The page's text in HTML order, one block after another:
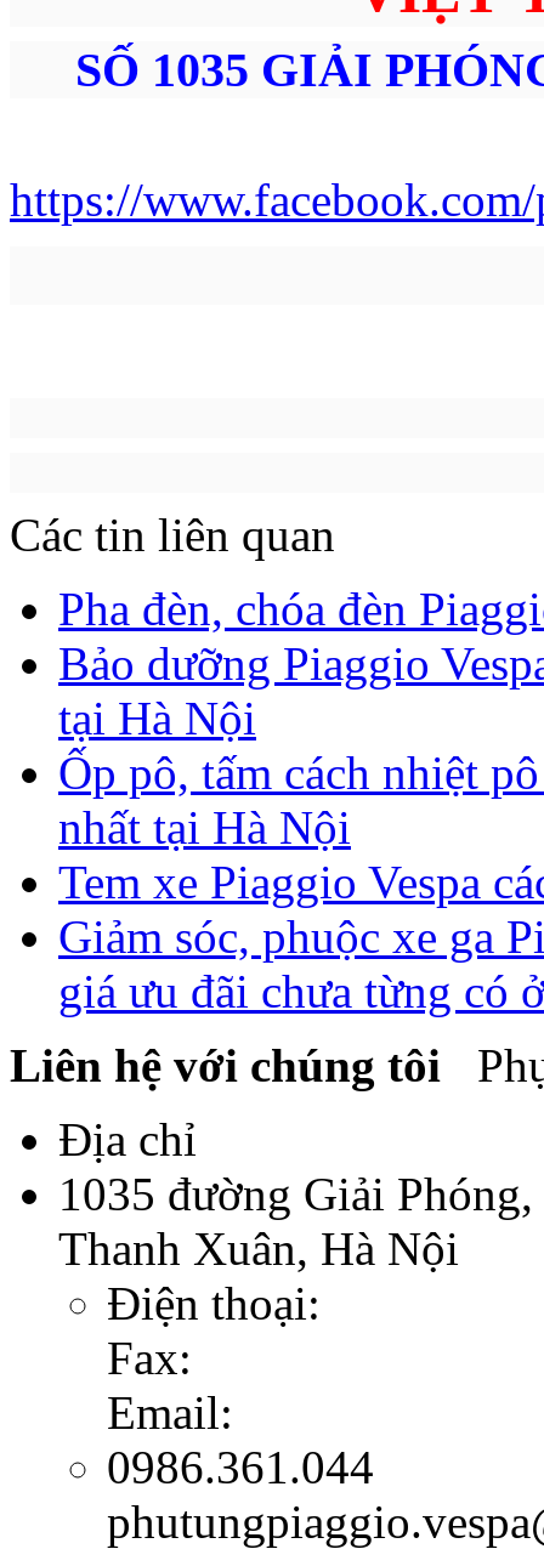
SỐ 1035 GIẢI
https://
Các tin liên quan
Pha đèn, chóa đèn
Bảo dưỡng Piaggio
tại Hà Nội
Ốp pô, tấm cách nhiệt
nhất tại Hà Nội
Tem xe Piaggio Vespa
Giảm sóc, phuộc xe ga
giá ưu đãi chưa từng có
Liên hệ với chúng tôi
Địa chỉ
1035 đường Giải
Thanh Xuân, Hà Nội
Điện thoại:
Fax:
Email:
0986.361.044